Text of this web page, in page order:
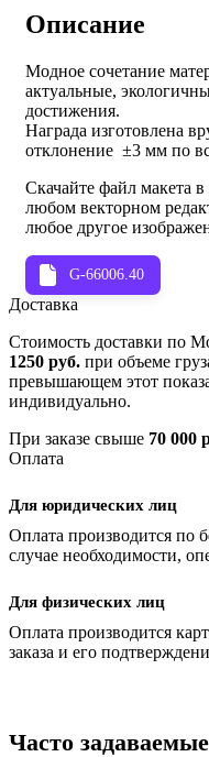
Описание
Модное сочетание
актуальные,
достижения.
Награда изготовлена
отклонение ±3 мм по
Скачайте файл макета
любом векторном
любое другое
G-66006.40
Доставка
Стоимость доставки по
1250 руб. при объеме
превышающем этот
индивидуально.
При заказе свыше 70 000
Оплата
Для юридических лиц
Оплата производится по
случае необходимости,
Для физических лиц
Оплата производится
заказа и его
Часто